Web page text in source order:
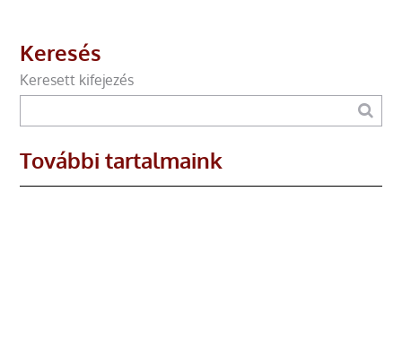
Keresés
Keresett kifejezés
További tartalmaink